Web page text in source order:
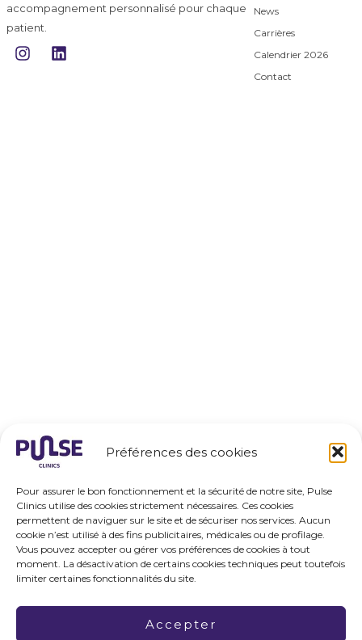
Préférences des cookies
Pour assurer le bon fonctionnement et la sécurité de notre site, Pulse
Clinics utilise des cookies strictement nécessaires. Ces cookies
permettent de naviguer sur le site et de sécuriser nos services. Aucun
cookie n’est utilisé à des fins publicitaires, médicales ou de profilage.
Vous pouvez accepter ou gérer vos préférences de cookies à tout
moment. La désactivation de certains cookies techniques peut toutefois
limiter certaines fonctionnalités du site.
Accepter
accompagnement personnalisé pour chaque
patient.
I
n
L
i
News
Carrières
Calendrier 2026
Contact